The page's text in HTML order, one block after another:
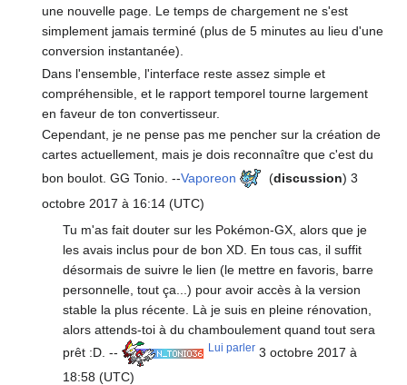
une nouvelle page. Le temps de chargement ne s'est
simplement jamais terminé (plus de 5 minutes au lieu d'une
conversion instantanée).
Dans l'ensemble, l'interface reste assez simple et
compréhensible, et le rapport temporel tourne largement
en faveur de ton convertisseur.
Cependant, je ne pense pas me pencher sur la création de
cartes actuellement, mais je dois reconnaître que c'est du
bon boulot. GG Tonio. --Vaporeon (discussion) 3
octobre 2017 à 16:14 (UTC)
Tu m'as fait douter sur les Pokémon-GX, alors que je
les avais inclus pour de bon XD. En tous cas, il suffit
désormais de suivre le lien (le mettre en favoris, barre
personnelle, tout ça...) pour avoir accès à la version
stable la plus récente. Là je suis en pleine rénovation,
alors attends-toi à du chamboulement quand tout sera
prêt :D. --
Lui parler 3 octobre 2017 à
18:58 (UTC)